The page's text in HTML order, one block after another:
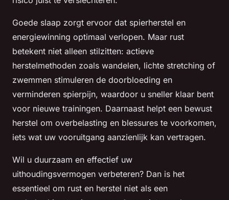
Goede slaap zorgt ervoor dat spierherstel en
energiewinning optimaal verlopen. Maar rust
betekent niet alleen stilzitten: actieve
herstelmethoden zoals wandelen, lichte stretching of
zwemmen stimuleren de doorbloeding en
verminderen spierpijn, waardoor u sneller klaar bent
voor nieuwe trainingen. Daarnaast helpt een bewust
herstel om overbelasting en blessures te voorkomen,
iets wat uw vooruitgang aanzienlijk kan vertragen.
Wil u duurzaam en effectief uw
uithoudingsvermogen verbeteren? Dan is het
essentieel om rust en herstel niet als een